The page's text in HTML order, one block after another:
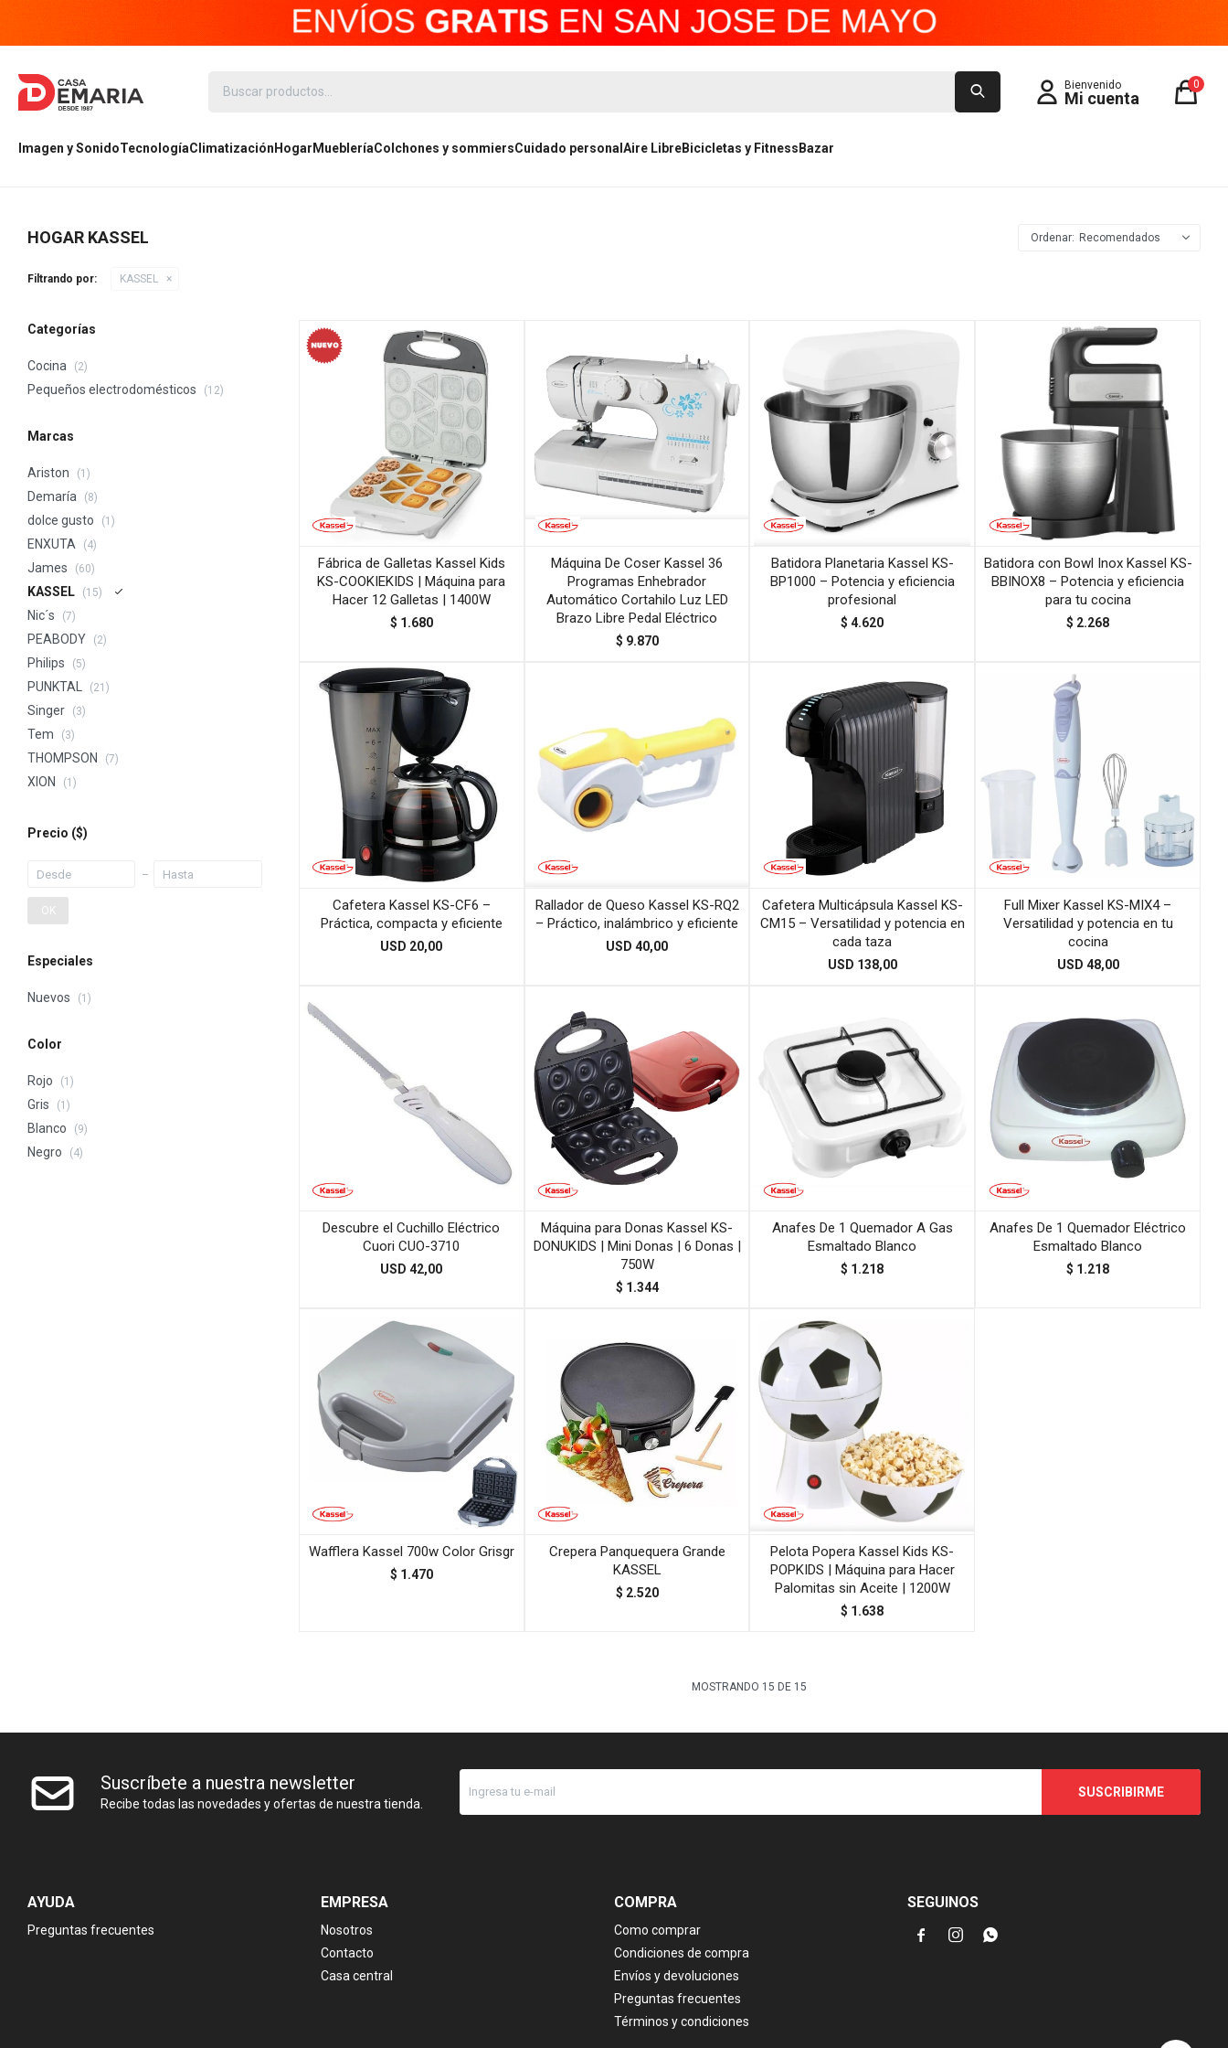
Imagen y SonidoTecnologíaClimatización Hogar MuebleríaColchones y sommiersCuidado personal Aire LibreBicicletas y Fitness Bazar
0
HOGAR KASSEL Recomendados
Filtrando por: KASSEL
Fábrica de Galletas Kassel Kids
KS-COOKIEKIDS | Máquina para
Hacer 12 Galletas | 1400W
$ 1.680
Máquina De Coser Kassel 36
Programas Enhebrador
Automático Cortahilo Luz LED
Brazo Libre Pedal Eléctrico
$ 9.870
Batidora Planetaria Kassel KS-
BP1000 – Potencia y eficiencia
profesional
$ 4.620
Batidora con Bowl Inox Kassel KS-
BBINOX8 – Potencia y eficiencia
para tu cocina
$ 2.268
Cafetera Kassel KS-CF6 –
Práctica, compacta y eficiente
USD 20,00
Rallador de Queso Kassel KS-RQ2
– Práctico, inalámbrico y eficiente
USD 40,00
Cafetera Multicápsula Kassel KS-
CM15 – Versatilidad y potencia en
cada taza
USD 138,00
Full Mixer Kassel KS-MIX4 –
Versatilidad y potencia en tu
cocina
USD 48,00
Descubre el Cuchillo Eléctrico
Cuori CUO-3710
USD 42,00
Máquina para Donas Kassel KS-
DONUKIDS | Mini Donas | 6 Donas |
750W
$ 1.344
Anafes De 1 Quemador A Gas
Esmaltado Blanco
$ 1.218
Anafes De 1 Quemador Eléctrico
Esmaltado Blanco
$ 1.218
Wafflera Kassel 700w Color Grisgr
$ 1.470
Crepera Panquequera Grande
KASSEL
$ 2.520
Pelota Popera Kassel Kids KS-
POPKIDS | Máquina para Hacer
Palomitas sin Aceite | 1200W
$ 1.638
MOSTRANDO 15 DE 15
Categorías
Cocina (2)
Pequeños electrodomésticos (12)
Marcas
Ariston (1)
Demaría (8)
dolce gusto (1)
ENXUTA (4)
James (60)
KASSEL (15)
Nic´s (7)
PEABODY (2)
Philips (5)
PUNKTAL (21)
Singer (3)
Tem (3)
THOMPSON (7)
XION (1)
Precio ($)
OK
Especiales
Nuevos (1)
Color
Rojo (1)
Gris (1)
Blanco (9)
Negro (4)
Suscríbete a nuestra newsletter
Recibe todas las novedades y ofertas de nuestra tienda.
SUSCRIBIRME
AYUDA
Preguntas frecuentes
EMPRESA
Nosotros
Contacto
Casa central
COMPRA
Como comprar
Condiciones de compra
Envíos y devoluciones
Preguntas frecuentes
Términos y condiciones
SEGUINOS
  